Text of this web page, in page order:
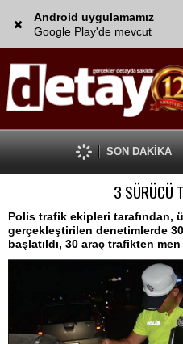
Android uygulamamız
Google Play'de mevcut
SON DAKİKA
3 SÜRÜCÜ
Polis trafik ekipleri tarafından,
gerçekleştirilen denetimlerde
başlatıldı, 30 araç trafikten